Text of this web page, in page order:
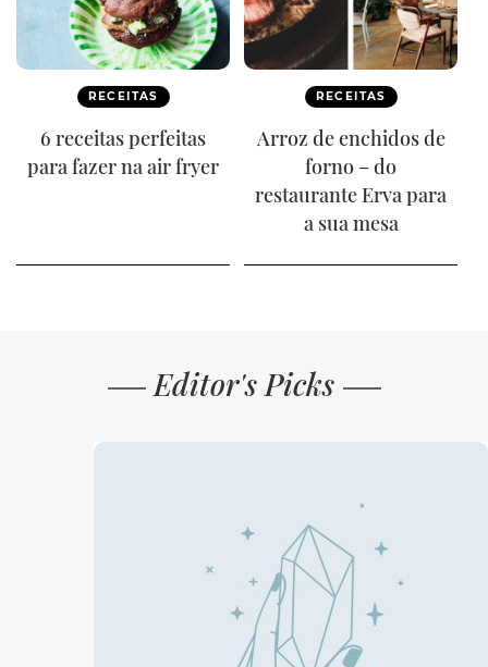
RECEITAS
6 receitas perfeitas
para fazer na air fryer
RECEITAS
Arroz de enchidos de
forno – do
restaurante Erva para
a sua mesa
Editor's Picks